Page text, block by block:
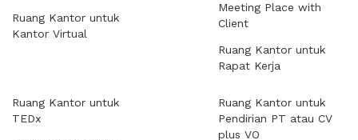
Ruang Kantor untuk
Kantor Virtual
Meeting Place with
Client
Ruang Kantor untuk
Rapat Kerja
Ruang Kantor untuk
TEDx
Ruang Kantor untuk
Pendirian PT atau CV
plus VO